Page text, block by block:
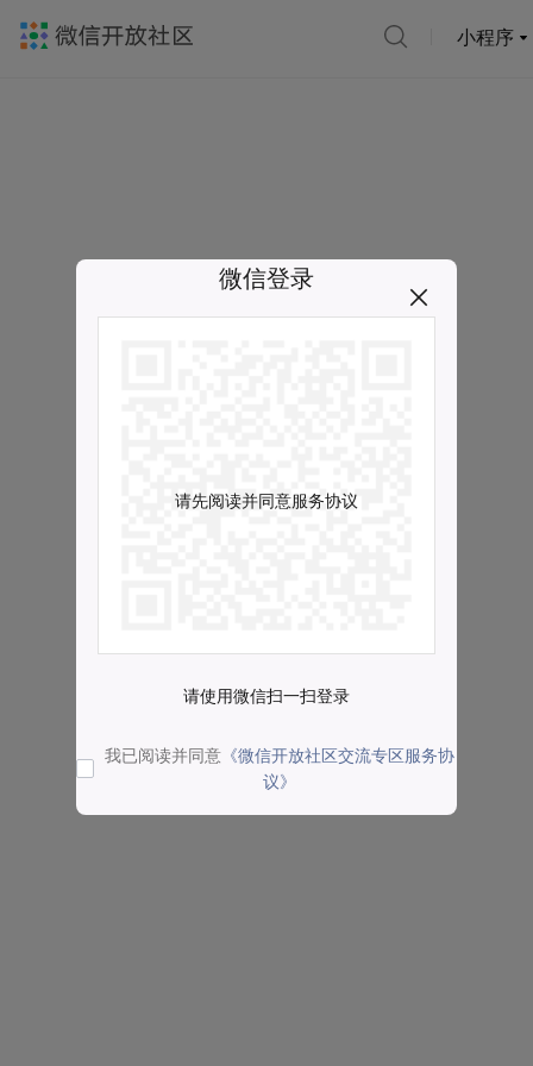
小程序
微信登录
请先阅读并同意服务协议
请使用微信扫一扫登录
我已阅读并同意 《微信开放社区交流专区服务协
议》